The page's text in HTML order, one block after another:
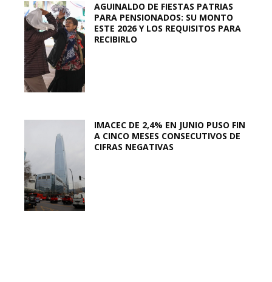
AGUINALDO DE FIESTAS PATRIAS
PARA PENSIONADOS: SU MONTO
ESTE 2026 Y LOS REQUISITOS PARA
RECIBIRLO
IMACEC DE 2,4% EN JUNIO PUSO FIN
A CINCO MESES CONSECUTIVOS DE
CIFRAS NEGATIVAS